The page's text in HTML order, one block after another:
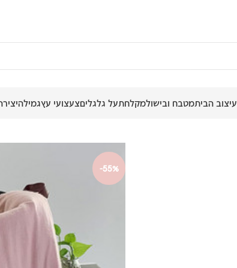
עיצוב הביתמטבח ובישולמקלחתעל גלגליםצעצועי עץגמילה
-55%